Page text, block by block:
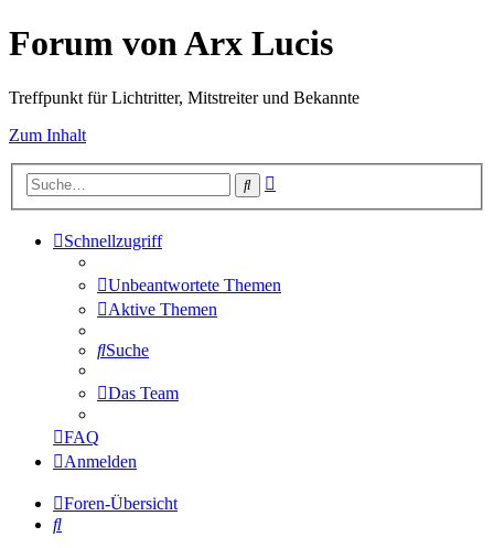
Forum von Arx Lucis
Treffpunkt für Lichtritter, Mitstreiter und Bekannte
Zum Inhalt
Suche
Schnellzugriff
Unbeantwortete Themen
Aktive Themen
Suche
Das Team
FAQ
Anmelden
Foren-Übersicht
Suche